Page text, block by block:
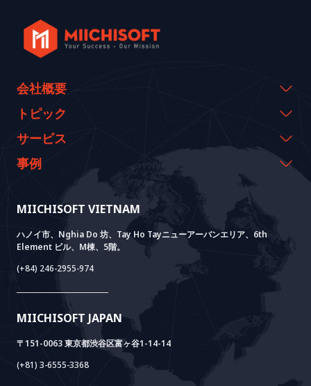
MIICHISOFT VIETNAM
ハノイ市、Nghia Do 坊、Tay Ho Tayニューアーバンエリア、6th
Element ビル、M棟、5階。
(+84) 246-2955-974
MIICHISOFT JAPAN
〒151-0063 東京都渋谷区富ヶ谷1-14-14
(+81) 3-6555-3368
会社概要
会社概要
代表のメッセージ
沿革
価値観
トピック
イベント & ウェビナー
資料室
ニュース
FAQ
サービス
AI CO-CREATION
AI PoC開発
Core Lab
System Lab
Power Lab
Cloud Lab
AI+ SOLUTIONS
AI+ Products
Meet AI+
AI+ Package
RAG Package
VIETNAM BRIDGE
BOTモデル
法人設立支援
事例
実績
お客様の声